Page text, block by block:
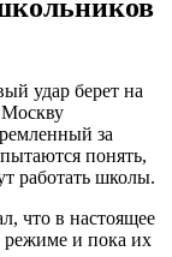
каникулы
что
лишь в
«Омикрон»,
Сергей Кравцов.